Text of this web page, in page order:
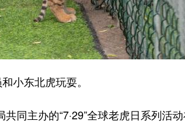
小东北虎玩耍。
主办的“7·29”全球老虎日系列活